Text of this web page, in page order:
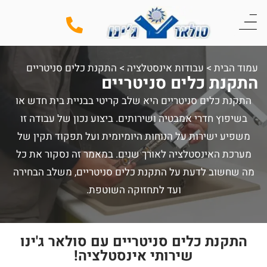
עמוד הבית > עבודות אינסטלציה > התקנת כלים סניטריים
התקנת כלים סניטריים
התקנת כלים סניטריים היא שלב קריטי בבניית בית חדש או
בשיפוץ חדרי אמבטיה ושירותים. ביצוע נכון של עבודה זו
משפיע ישירות על הנוחות היומיומית ועל תפקוד תקין של
מערכת האינסטלציה לאורך שנים. במאמר זה נסקור את כל
מה שחשוב לדעת על התקנת כלים סניטריים, משלב הבחירה
ועד לתחזוקה השוטפת.
התקנת כלים סניטריים עם סולאר ג'ינו
שירותי אינסטלציה!